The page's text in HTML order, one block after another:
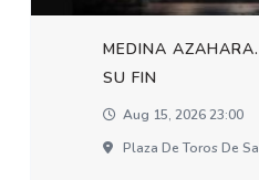
MEDINA
SU FIN
Aug 15, 2026 23:00
Plaza De Toros De